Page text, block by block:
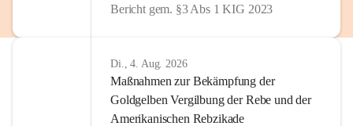
Bericht gem. §3 Abs 1 KIG 2023
Di., 4. Aug. 2026
Maßnahmen zur Bekämpfung der
Goldgelben Vergilbung der Rebe und der
Amerikanischen Rebzikade